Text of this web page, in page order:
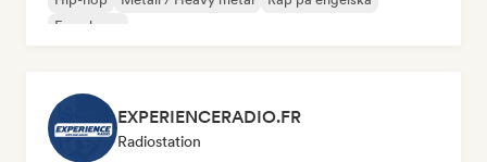
Fransk rap
EXPERIENCERADIO.FR
Radiostation